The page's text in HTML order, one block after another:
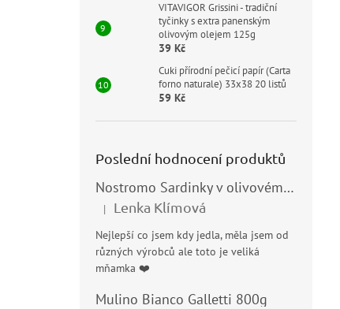
VITAVIGOR Grissini - tradiční
tyčinky s extra panenským
olivovým olejem 125g
39 Kč
Cuki přírodní pečicí papír (Carta
forno naturale) 33x38 20 listů
59 Kč
Poslední hodnocení produktů
Nostromo Sardinky v olivovém oleji (Sardine all’Olio di Oliva) 120g
Hodnocení produktu je 5 z 5 hvězdiček.
| Lenka Klímová
Nejlepší co jsem kdy jedla, měla jsem od
různých výrobců ale toto je veliká
mňamka ❤️
Mulino Bianco Galletti 800g